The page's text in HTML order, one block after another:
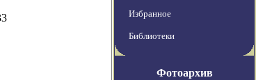
Избранное
Библиотеки
Фотоархив